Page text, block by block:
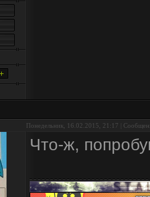
Понедельник, 16.02.2015, 21:17 |
Что-ж,